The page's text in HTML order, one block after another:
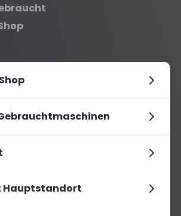
Hauptstandort